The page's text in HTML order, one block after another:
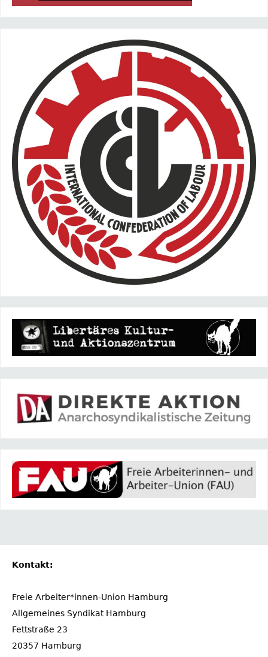
Kontakt:
Freie Arbeiter*innen-Union Hamburg
Allgemeines Syndikat Hamburg
Fettstraße 23
20357 Hamburg